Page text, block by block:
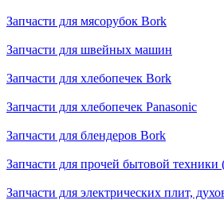
Запчасти для мясорубок Bork
Запчасти для швейных машин
Запчасти для хлебопечек Bork
Запчасти для хлебопечек Panasonic
Запчасти для блендеров Bork
Запчасти для прочей бытовой
Запчасти для электрических плит,